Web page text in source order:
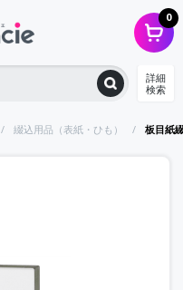
0
詳細
検索
綴込用品（表紙・ひも） 板目紙